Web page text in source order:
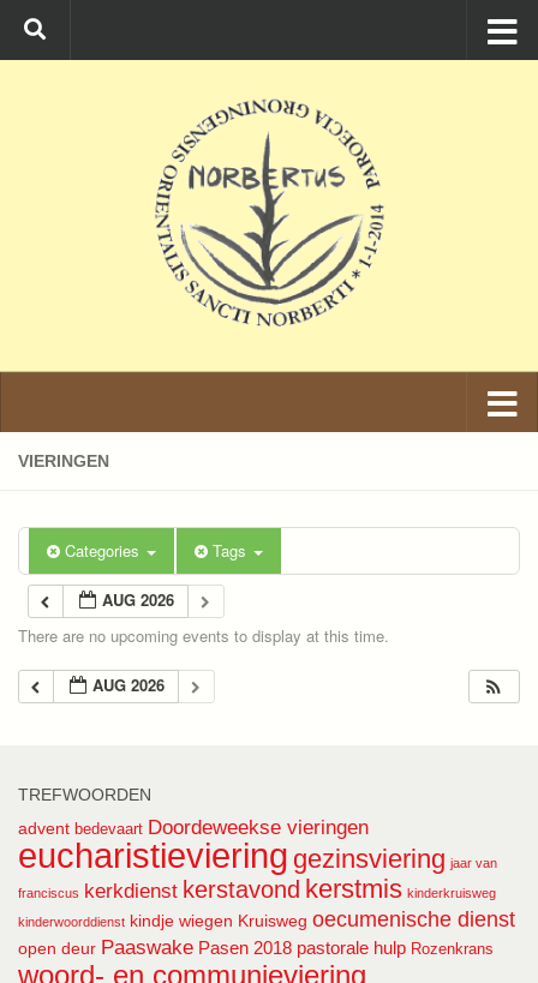
Ga naar de inhoud
VIERINGEN
Categories Tags
AUG 2026
There are no upcoming events to display at this time.
AUG 2026
TREFWOORDEN
advent bedevaart Doordeweekse vieringen
eucharistieviering gezinsviering jaar van
franciscus kerkdienst kerstavond kerstmis kinderkruisweg
kinderwoorddienst kindje wiegen Kruisweg oecumenische dienst
open deur Paaswake Pasen 2018 pastorale hulp Rozenkrans
woord- en communieviering